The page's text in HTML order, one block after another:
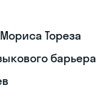
Тореза
барьера